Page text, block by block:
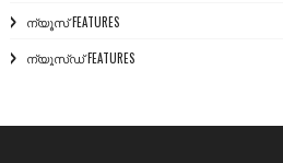
ന്യൂസ് FEATURES
ന്യൂസ്ഡ് FEATURES